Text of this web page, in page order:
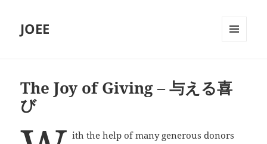
JOEE
The Joy of Giving – 与える喜
び
ith the help of many generous donors